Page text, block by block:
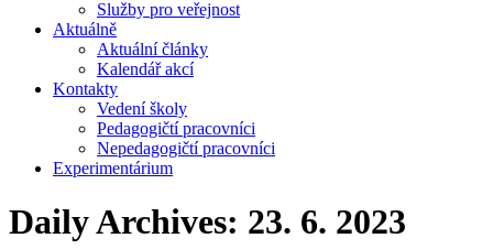
Služby pro veřejnost
Aktuálně
Aktuální články
Kalendář akcí
Kontakty
Vedení školy
Pedagogičtí pracovníci
Nepedagogičtí pracovníci
Experimentárium
Daily Archives: 23. 6. 2023